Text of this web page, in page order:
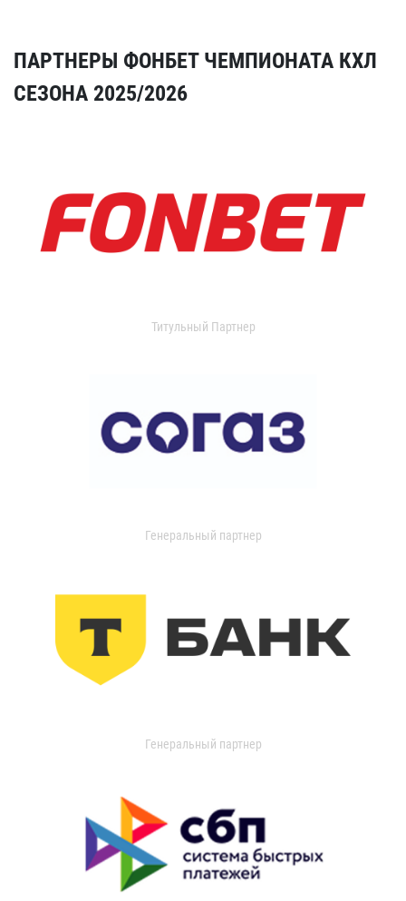
ПАРТНЕРЫ ФОНБЕТ ЧЕМПИОНАТА КХЛ
СЕЗОНА 2025/2026
Титульный Партнер
Генеральный партнер
Генеральный партнер